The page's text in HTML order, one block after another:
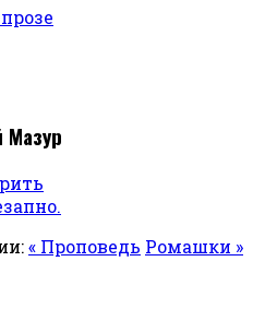
Мазур
« Проповедь Ромашки »